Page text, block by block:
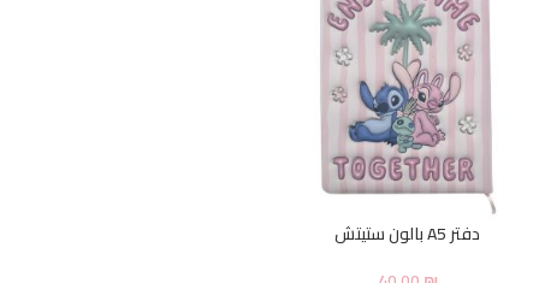
دفتر A5 بالون ستيتش